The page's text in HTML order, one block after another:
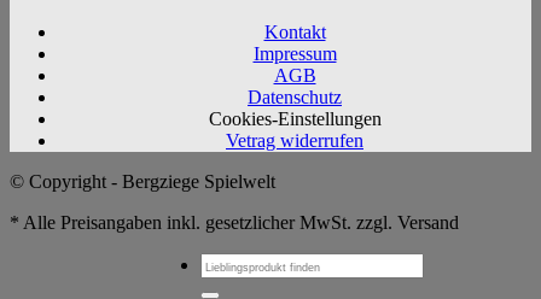
Kontakt
Impressum
AGB
Datenschutz
Cookies-Einstellungen
Vetrag widerrufen
© Copyright - Bergziege Spielwelt
* Alle Preisangaben inkl. gesetzlicher MwSt. zzgl. Versand
Suchen
nach: